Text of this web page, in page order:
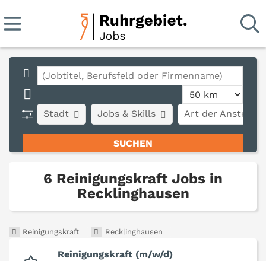
Stadt Art der
Jobs & Skills
6 Reinigungskraft Jobs in
Recklinghausen
Reinigungskraft Recklinghausen
Reinigungskraft (m/w/d)